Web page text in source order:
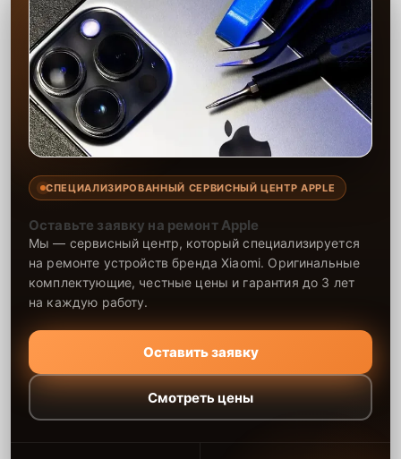
СПЕЦИАЛИЗИРОВАННЫЙ СЕРВИСНЫЙ ЦЕНТР APPLE
Оставьте заявку на ремонт Apple
Мы — сервисный центр, который специализируется
на ремонте устройств бренда Xiaomi. Оригинальные
комплектующие, честные цены и гарантия до 3 лет
на каждую работу.
Оставить заявку
Смотреть цены